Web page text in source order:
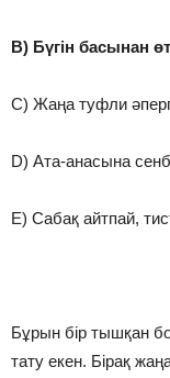
B) Бүгін басынан
C) Жаңа туфли
D) Ата-анасына
E) Сабақ айтпай,
Бұрын бір тышқан
тату екен. Бірақ